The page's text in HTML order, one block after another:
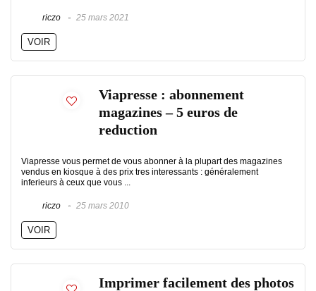
riczo 25 mars 2021
VOIR
Viapresse : abonnement
magazines – 5 euros de
reduction
Viapresse vous permet de vous abonner à la plupart des magazines
vendus en kiosque à des prix tres interessants : généralement
inferieurs à ceux que vous ...
riczo 25 mars 2010
VOIR
Imprimer facilement des photos